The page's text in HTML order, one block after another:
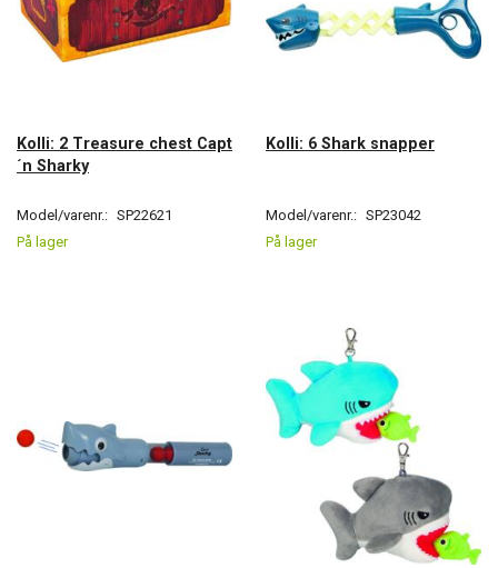
Kolli: 2 Treasure chest Capt
´n Sharky
Model/varenr.: SP22621
På lager
Kolli: 6 Shark snapper
Model/varenr.: SP23042
På lager